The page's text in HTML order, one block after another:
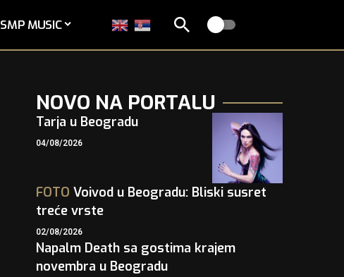
SMP MUSIC
NOVO NA PORTALU
Tarja u Beogradu
04/08/2026
FOTO Voivod u Beogradu: Bliski susret
treće vrste
02/08/2026
Napalm Death sa gostima krajem
novembra u Beogradu